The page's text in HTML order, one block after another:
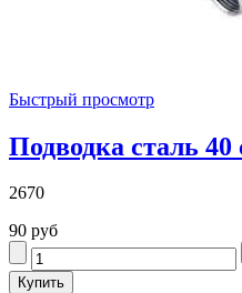
Быстрый просмотр
Подводка сталь 40
2670
90 руб